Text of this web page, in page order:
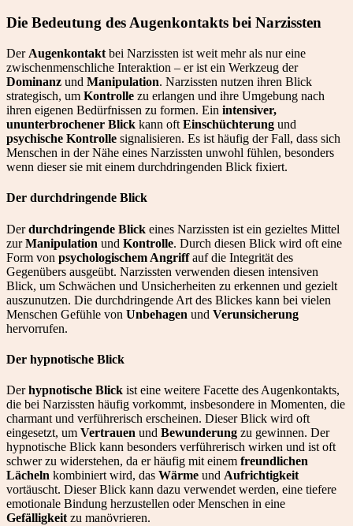
Die Bedeutung des Augenkontakts bei Narzissten
Der Augenkontakt bei Narzissten ist weit mehr als nur eine
zwischenmenschliche Interaktion – er ist ein Werkzeug der
Dominanz und Manipulation. Narzissten nutzen ihren Blick
strategisch, um Kontrolle zu erlangen und ihre Umgebung nach
ihren eigenen Bedürfnissen zu formen. Ein intensiver,
ununterbrochener Blick kann oft Einschüchterung und
psychische Kontrolle signalisieren. Es ist häufig der Fall, dass sich
Menschen in der Nähe eines Narzissten unwohl fühlen, besonders
wenn dieser sie mit einem durchdringenden Blick fixiert.
Der durchdringende Blick
Derdurchdringende Blick eines Narzissten ist ein gezieltes Mittel
zurManipulation und Kontrolle. Durch diesen Blick wird oft eine
Form von psychologischem Angriffauf die Integrität des
Gegenübers ausgeübt. Narzissten verwenden diesen intensiven
Blick, um Schwächen und Unsicherheiten zu erkennen und gezielt
auszunutzen. Die durchdringende Art des Blickes kann bei vielen
Menschen Gefühle von Unbehagen und Verunsicherung
hervorrufen.
Der hypnotische Blick
Derhypnotische Blick ist eine weitere Facette des Augenkontakts,
die bei Narzissten häufig vorkommt, insbesondere in Momenten, die
charmant und verführerisch erscheinen. Dieser Blick wird oft
eingesetzt, um Vertrauen und Bewunderung zu gewinnen. Der
hypnotische Blick kann besonders verführerisch wirken und ist oft
schwer zu widerstehen, da er häufig mit einem freundlichen
Lächeln kombiniert wird, das Wärme und Aufrichtigkeit
vortäuscht. Dieser Blick kann dazu verwendet werden, eine tiefere
emotionale Bindung herzustellen oder Menschen in eine
Gefälligkeit zu manövrieren.